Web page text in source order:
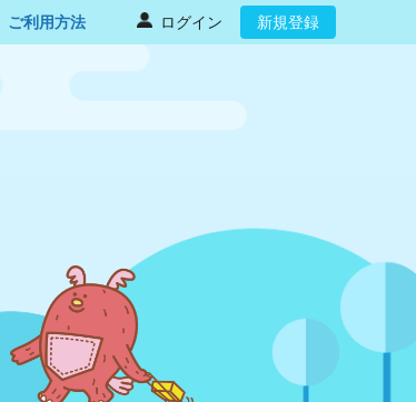
ご利用方法 ログイン 新規登録